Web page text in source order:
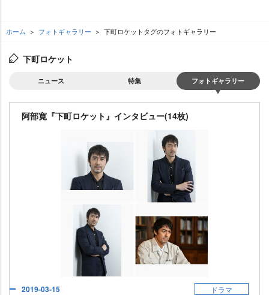
ホーム フォトギャラリー 下町ロケットタグのフォトギャラリー
下町ロケット
ニュース 特集 フォトギャラリー
阿部寛『下町ロケット』インタビュー(14枚)
2019-03-15 ドラマ